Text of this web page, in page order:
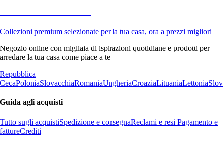
Collezioni premium selezionate per la tua casa, ora a prezzi migliori
Negozio online con migliaia di ispirazioni quotidiane e prodotti per
arredare la tua casa come piace a te.
Repubblica
CecaPoloniaSlovacchiaRomaniaUngheriaCroaziaLituaniaLettonia
Guida agli acquisti
Tutto sugli acquistiSpedizione e consegnaReclami e resi Pagamento e
fattureCrediti